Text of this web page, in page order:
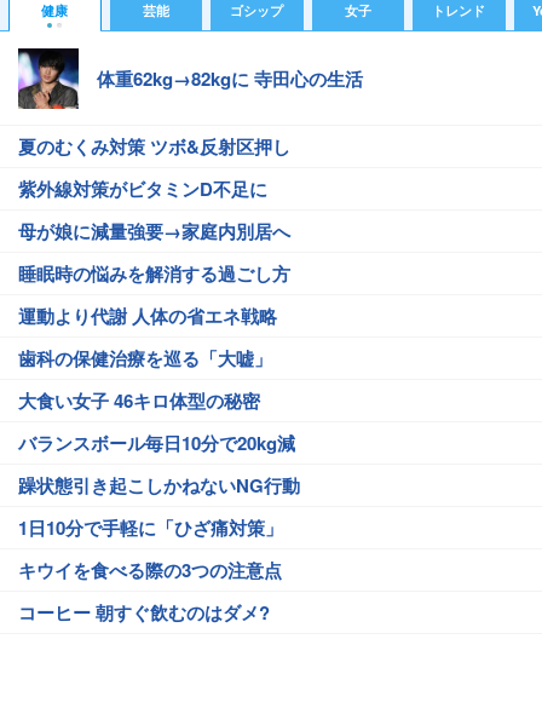
健康 芸能 ゴシップ 女子 トレンド
体重62kg→82kgに 寺田心の生活
夏のむくみ対策 ツボ&反射区押し
紫外線対策がビタミンD不足に
母が娘に減量強要→家庭内別居へ
睡眠時の悩みを解消する過ごし方
運動より代謝 人体の省エネ戦略
歯科の保健治療を巡る「大嘘」
大食い女子 46キロ体型の秘密
バランスボール毎日10分で20kg減
躁状態引き起こしかねないNG行動
1日10分で手軽に「ひざ痛対策」
キウイを食べる際の3つの注意点
コーヒー 朝すぐ飲むのはダメ?